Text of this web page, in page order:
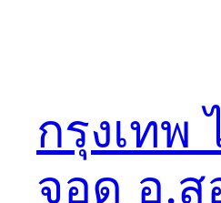
กรุงเทพ
จอด อ.ส